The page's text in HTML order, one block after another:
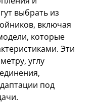
выбрать из
включая
которые
Эти
углу
под